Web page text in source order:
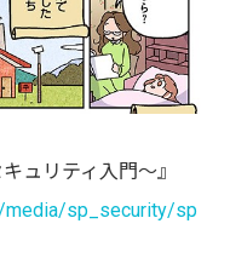
ュリティ入門〜』
media/sp_security/sp